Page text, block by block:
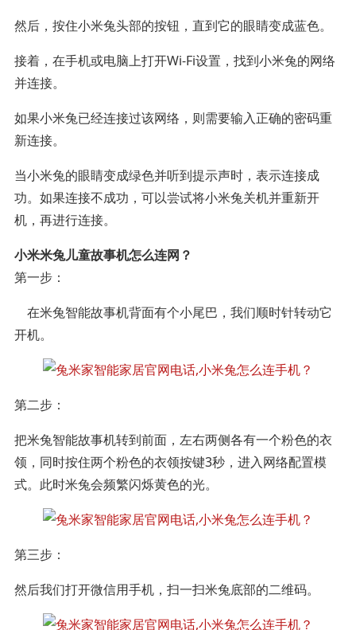
然后，按住小米兔头部的按钮，直到它的眼睛变成蓝色。
接着，在手机或电脑上打开Wi-Fi设置，找到小米兔的网络
并连接。
如果小米兔已经连接过该网络，则需要输入正确的密码重
新连接。
当小米兔的眼睛变成绿色并听到提示声时，表示连接成
功。如果连接不成功，可以尝试将小米兔关机并重新开
机，再进行连接。
小米米兔儿童故事机怎么连网？
第一步：
在米兔智能故事机背面有个小尾巴，我们顺时针转动它
开机。
第二步：
把米兔智能故事机转到前面，左右两侧各有一个粉色的衣
领，同时按住两个粉色的衣领按键3秒，进入网络配置模
式。此时米兔会频繁闪烁黄色的光。
第三步：
然后我们打开微信用手机，扫一扫米兔底部的二维码。